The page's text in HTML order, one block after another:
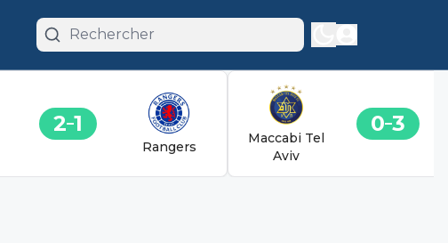
2 1
Rangers
Maccabi Tel
Aviv
0 3